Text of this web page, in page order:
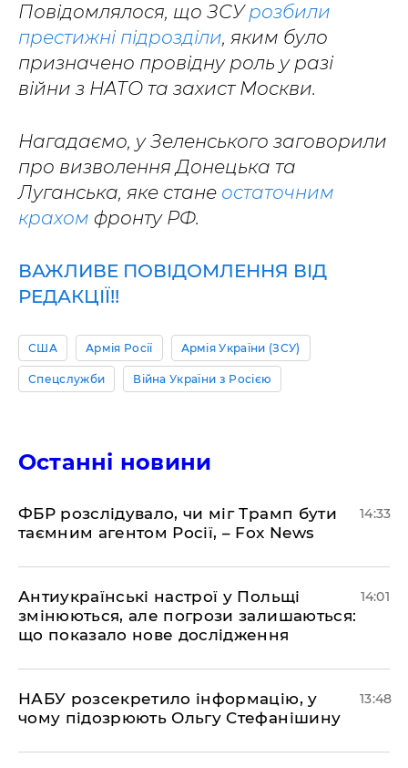
Повідомлялося, що ЗСУрозбили
престижні підрозділи, яким було
призначено провідну роль у разі
війни з НАТО та захист Москви.
Нагадаємо, у Зеленського заговорили
про визволення Донецька та
Луганська, яке стане остаточним
крахом фронту РФ.
ВАЖЛИВЕ ПОВІДОМЛЕННЯ ВІД
РЕДАКЦІЇ!!
США Армія Росії Армія України (ЗСУ)
Спецслужби Війна України з Росією
Останні новини
ФБР розслідувало, чи міг Трамп бути
таємним агентом Росії, – Fox News
14:33
Антиукраїнські настрої у Польщі
змінюються, але погрози залишаються:
що показало нове дослідження
14:01
НАБУ розсекретило інформацію, у
чому підозрюють Ольгу Стефанішину
13:48